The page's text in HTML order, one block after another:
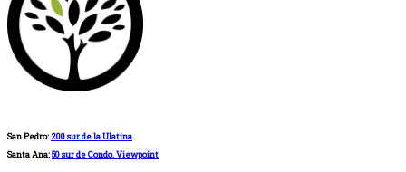
San Pedro: 200 sur de la Ulatina
Santa Ana:50 sur de Condo. Viewpoint